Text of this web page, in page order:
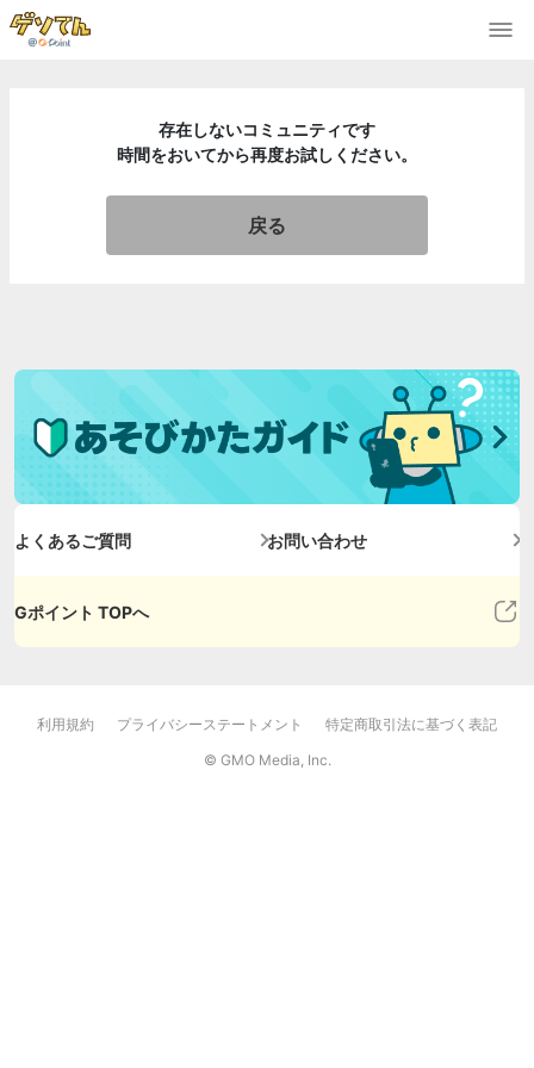
存在しないコミュニティです
時間をおいてから再度お試しください。
戻る
よくあるご質問 お問い合わせ
Gポイント TOPへ
利用規約 プライバシーステートメント
特定商取引法に基づく表記
© GMO Media, Inc.